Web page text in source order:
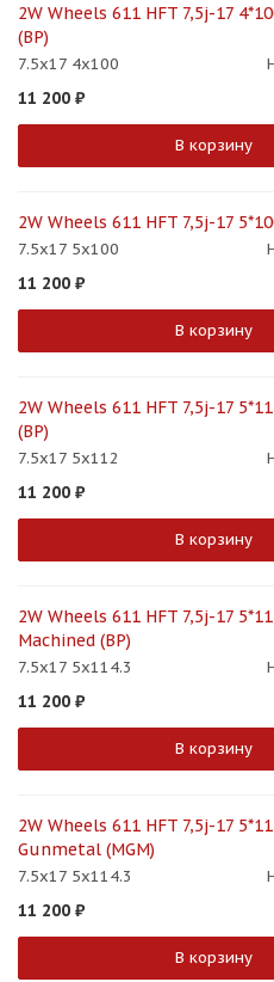
2W Wheels 611 HFT 7,5j-17
(BP)
7.5x17 4x100
11 200 ₽
В корзину
2W Wheels 611 HFT 7,5j-17
7.5x17 5x100
11 200 ₽
В корзину
2W Wheels 611 HFT 7,5j-17
(BP)
7.5x17 5x112
11 200 ₽
В корзину
2W Wheels 611 HFT 7,5j-17
Machined (BP)
7.5x17 5x114.3
11 200 ₽
В корзину
2W Wheels 611 HFT 7,5j-17
Gunmetal (MGM)
7.5x17 5x114.3
11 200 ₽
В корзину